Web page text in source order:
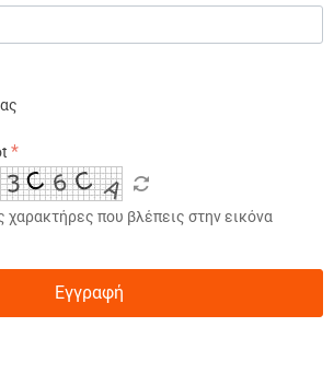
που βλέπεις στην εικόνα
Εγγραφή